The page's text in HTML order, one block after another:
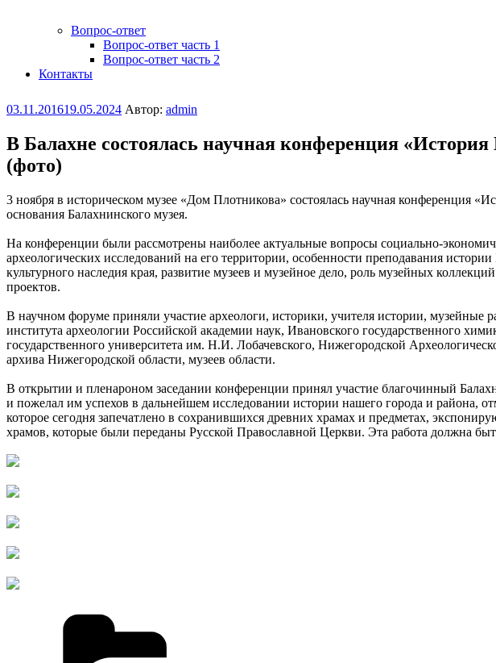
Вопрос-ответ
Вопрос-ответ часть 1
Вопрос-ответ часть 2
Контакты
Опубликовано
03.11.201619.05.2024 Автор: admin
В Балахне состоялась научная конференция
(фото)
3 ноября в историческом музее «Дом Плотникова» состоялась научная конференция
основания Балахнинского музея.
На конференции были рассмотрены наиболее актуальные вопросы социально-
археологических исследований на его территории, особенности преподавания
культурного наследия края, развитие музеев и музейное дело, роль музейных
проектов.
В научном форуме приняли участие археологи, историки, учителя истории,
института археологии Российской академии наук, Ивановского государственного
государственного университета им. Н.И. Лобачевского, Нижегородской
архива Нижегородской области, музеев области.
В открытии и пленароном заседании конференции принял участие благочинный
и пожелал им успехов в дальнейшем исследовании истории нашего города и
которое сегодня запечатлено в сохранившихся древних храмах и предметах,
храмов, которые были переданы Русской Православной Церкви. Эта работа должна